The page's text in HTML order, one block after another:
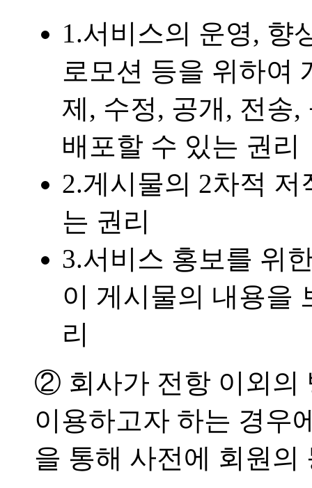
1.서비스의 운영, 향
로모션 등을 위하여
제, 수정, 공개, 전송
배포할 수 있는 권리
2.게시물의 2차적
는 권리
3.서비스 홍보를 위
이 게시물의 내용을
리
② 회사가 전항 이외의
이용하고자 하는 경우
을 통해 사전에 회원의